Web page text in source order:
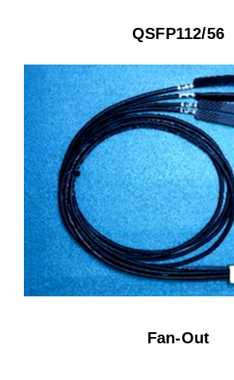
QSFP112/56
Fan-Out